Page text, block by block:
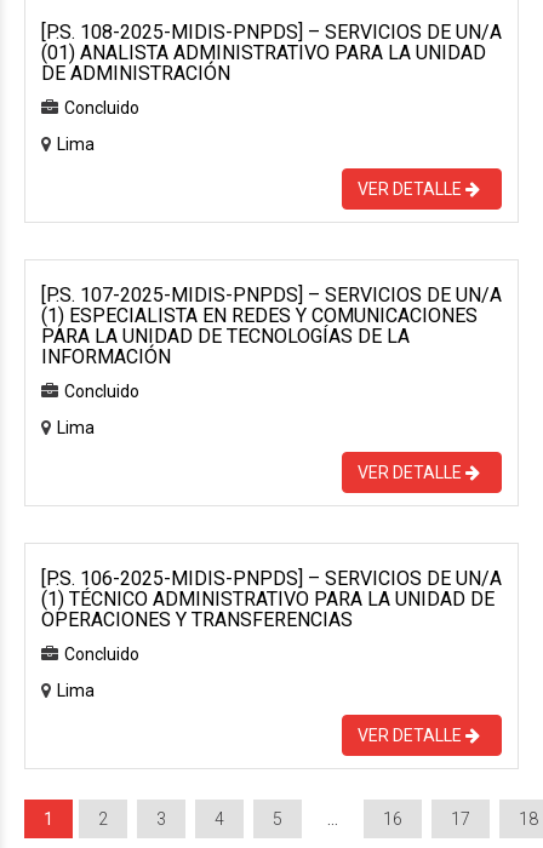
[P.S. 108-2025-MIDIS-PNPDS] – SERVICIOS DE UN/A
(01) ANALISTA ADMINISTRATIVO PARA LA UNIDAD
DE ADMINISTRACIÓN
Concluido
Lima
VER DETALLE
[P.S. 107-2025-MIDIS-PNPDS] – SERVICIOS DE UN/A
(1) ESPECIALISTA EN REDES Y COMUNICACIONES
PARA LA UNIDAD DE TECNOLOGÍAS DE LA
INFORMACIÓN
Concluido
Lima
VER DETALLE
[P.S. 106-2025-MIDIS-PNPDS] – SERVICIOS DE UN/A
(1) TÉCNICO ADMINISTRATIVO PARA LA UNIDAD DE
OPERACIONES Y TRANSFERENCIAS
Concluido
Lima
VER DETALLE
1 2 3 4 5 16 17 18